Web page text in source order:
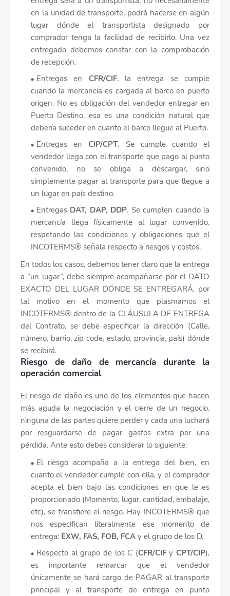
en la unidad de transporte, podrá hacerse en algún
lugar dónde el transportista designado por
comprador tenga la facilidad de recibirlo. Una vez
entregado debemos constar con la comprobación
de recepción.
Entregas en CFR/CIF, la entrega se cumple
cuando la mercancía es cargada al barco en puerto
origen. No es obligación del vendedor entregar en
Puerto Destino, esa es una condición natural que
debería suceder en cuanto el barco llegue al Puerto.
Entregas enCIP/CPT. Se cumple cuando el
vendedor llega con el transporte que pago al punto
convenido, no se obliga a descargar, sino
simplemente pagar al transporte para que llegue a
un lugar en país destino.
Entregas DAT, DAP, DDP. Se cumplen cuando la
mercancía llega físicamente al lugar convenido,
respetando las condiciones y obligaciones que el
INCOTERMS® señala respecto a riesgos y costos.
En todos los casos, debemos tener claro que la entrega
a “un lugar”, debe siempre acompañarse por el DATO
EXACTO DEL LUGAR DÓNDE SE ENTREGARÁ, por
tal motivo en el momento que plasmamos el
INCOTERMS® dentro de la CLÁUSULA DE ENTREGA
del Contrato, se debe especificar la dirección (Calle,
número, barrio, zip code, estado, provincia, país) dónde
se recibirá.
Riesgo de daño de mercancía durante la
operación comercial
El riesgo de daño es uno de los elementos que hacen
más aguda la negociación y el cierre de un negocio,
ninguna de las partes quiere perder y cada una luchará
por resguardarse de pagar gastos extra por una
pérdida. Ante esto debes considerar lo siguiente:
El riesgo acompaña a la entrega del bien, en
cuanto el vendedor cumple con ella, y el comprador
acepta el bien bajo las condiciones en que le es
proporcionado (Momento, lugar, cantidad, embalaje,
etc), se transfiere el riesgo. Hay INCOTERMS® que
nos especifican literalmente ese momento de
entrega: EXW, FAS, FOB, FCA y el grupo de los D.
Respecto al grupo de los C (CFR/CIFy CPT/CIP),
es importante remarcar que el vendedor
únicamente se hará cargo de PAGAR al transporte
principal y al transporte de entrega en punto